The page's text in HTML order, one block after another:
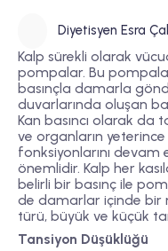
Diyetisyen Esra
Kalp sürekli olarak
pompalar. Bu
basınçla damarla
duvarlarında oluşan
Kan basıncı olarak da
ve organların
fonksiyonlarını
önemlidir. Kalp her
belirli bir basınç ile
de damarlar içinde bir
türü, büyük ve küçük
Tansiyon Düşüklüğü